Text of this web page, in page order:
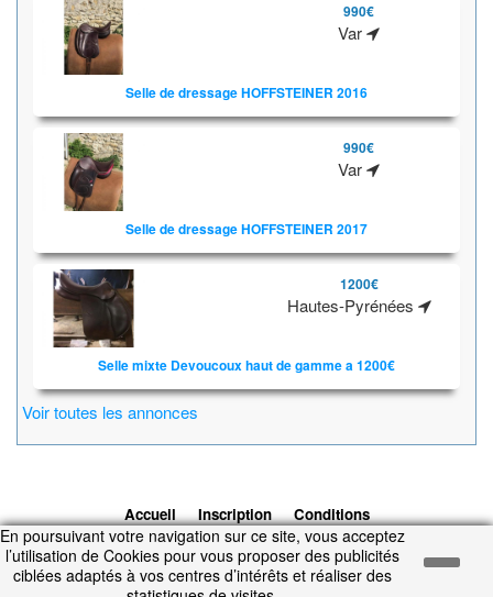
990€
Var
Selle de dressage HOFFSTEINER 2016
990€
Var
Selle de dressage HOFFSTEINER 2017
1200€
Hautes-Pyrénées
Selle mixte Devoucoux haut de gamme a 1200€
Voir toutes les annonces
Accueil Inscription
Conditions
d'utilisation
Contacts © 2026 1cheval.com
Ecurie Virtuelle -
Jeu Cheval
En poursuivant votre navigation sur ce site, vous acceptez
l’utilisation de Cookies pour vous proposer des publicités
ciblées adaptés à vos centres d’intérêts et réaliser des